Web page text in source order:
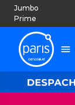
Jumbo
Prime